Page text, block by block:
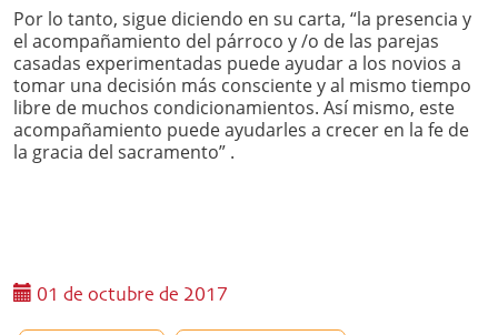
Por lo tanto, sigue diciendo en su carta, “la presencia y
el acompañamiento del párroco y /o de las parejas
casadas experimentadas puede ayudar a los novios a
tomar una decisión más consciente y al mismo tiempo
libre de muchos condicionamientos. Así mismo, este
acompañamiento puede ayudarles a crecer en la fe de
la gracia del sacramento” .
01 de octubre de 2017